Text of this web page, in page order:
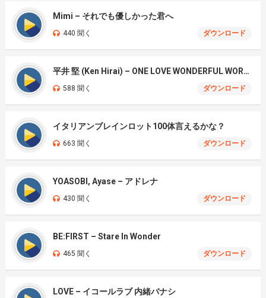
Mimi – それでも優しかった君へ
440 聞く ダウンロード
平井 堅 (Ken Hirai) – ONE LOVE WONDERFUL WORLD
588 聞く ダウンロード
イタリアンブレインロット100体言えるかな？
663 聞く ダウンロード
YOASOBI, Ayase – アドレナ
430 聞く ダウンロード
BE:FIRST – Stare In Wonder
465 聞く ダウンロード
LOVE – イコールラブ 内緒バナシ